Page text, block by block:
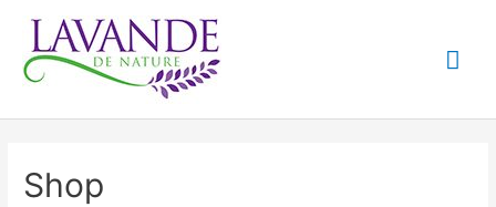
contenu
Shop